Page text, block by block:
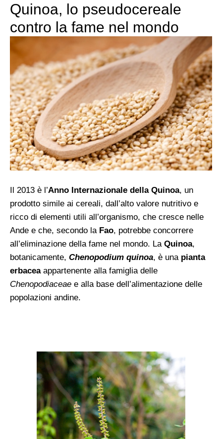
Quinoa, lo pseudocereale
contro la fame nel mondo
Il 2013 è l’Anno Internazionale della Quinoa, un
prodotto simile ai cereali, dall’alto valore nutritivo e
ricco di elementi utili all’organismo, che cresce nelle
Ande e che, secondo la Fao, potrebbe concorrere
all’eliminazione della fame nel mondo. La Quinoa,
botanicamente, Chenopodium quinoa, è una pianta
erbaceaappartenente alla famiglia delle
Chenopodiaceae e alla base dell’alimentazione delle
popolazioni andine.